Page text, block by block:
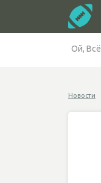
Ой, Всё
Новости